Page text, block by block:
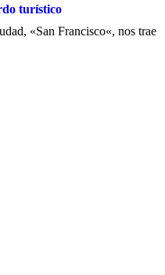
turístico
«San Francisco«, nos trae